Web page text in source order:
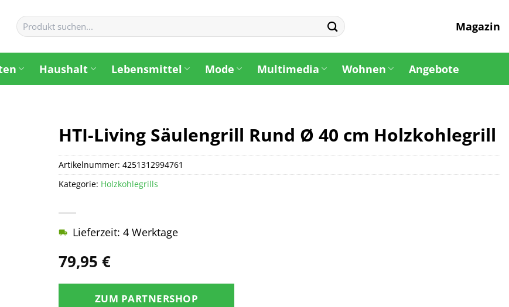
Suchen
nach:
Magazin
Haushalt Lebensmittel Mode Multimedia Wohnen Angebote
HTI-Living Säulengrill Rund Ø 40 cm Holzkohlegrill
79,95 €
Lieferzeit: 4 Werktage
ZUM PARTNERSHOP
Artikelnummer: 4251312994761
Kategorie: Holzkohlegrills